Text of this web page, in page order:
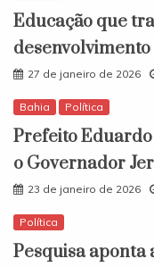
Educação que
27 de janeiro de 2026
Bahia Política
Prefeito
o Governador
23 de janeiro de 2026
Política
Pesquisa aponta